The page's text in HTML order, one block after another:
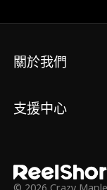
關於我們
支援中心